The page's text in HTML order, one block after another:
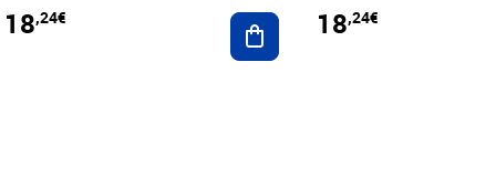
au panier
18,24€ Ajouter au panier
18,24€